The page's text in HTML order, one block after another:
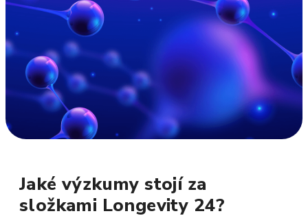
Jaké výzkumy stojí za
složkami Longevity 24?